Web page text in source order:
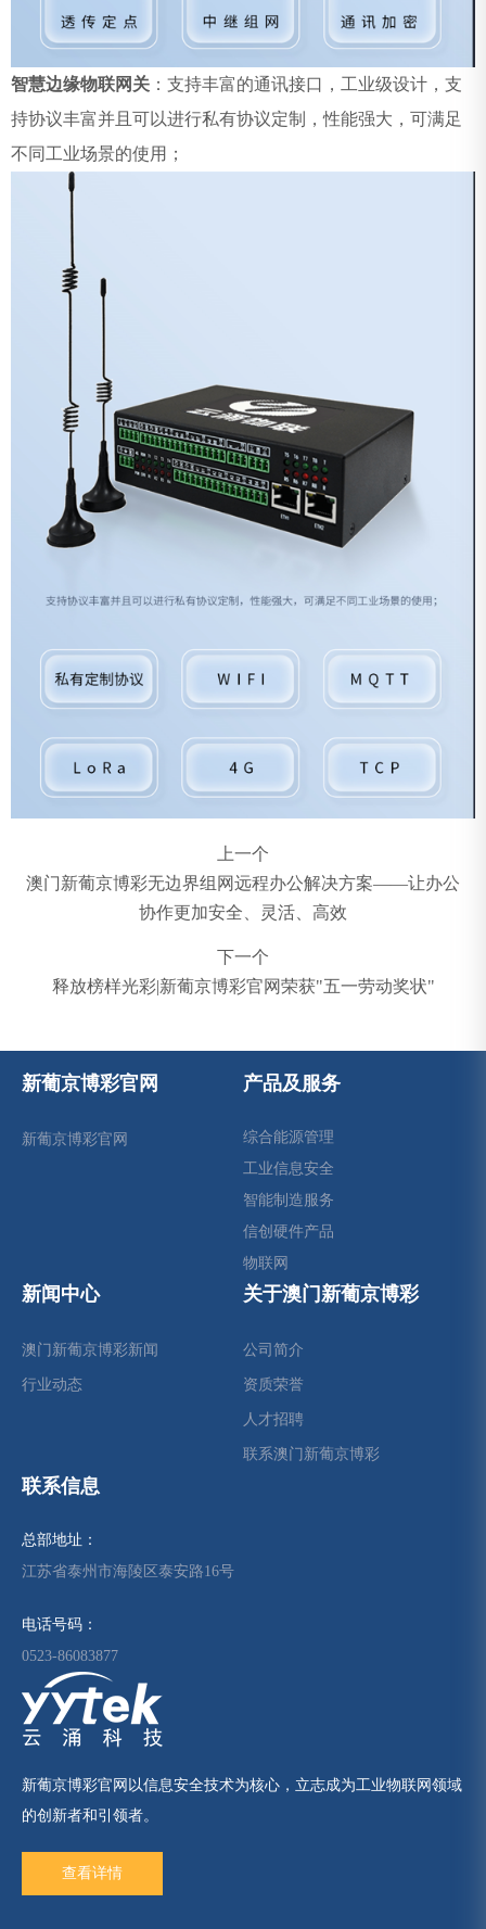
智慧边缘物联网关 ：支持丰富的通讯接口，工业级设计，支
持协议丰富并且可以进行私有协议定制，性能强大，可满足
不同工业场景的使用；
上一个
澳门新葡京博彩无边界组网远程办公解决方案——让办公
协作更加安全、灵活、高效
下一个
释放榜样光彩|新葡京博彩官网荣获"五一劳动奖状"
新葡京博彩官网
新葡京博彩官网
产品及服务
综合能源管理
工业信息安全
智能制造服务
信创硬件产品
物联网
新闻中心
澳门新葡京博彩新闻
行业动态
关于澳门新葡京博彩
公司简介
资质荣誉
人才招聘
联系澳门新葡京博彩
联系信息
总部地址：
江苏省泰州市海陵区泰安路16号
电话号码：
0523-86083877
新葡京博彩官网以信息安全技术为核心，立志成为工业物联网领域
的创新者和引领者。
查看详情